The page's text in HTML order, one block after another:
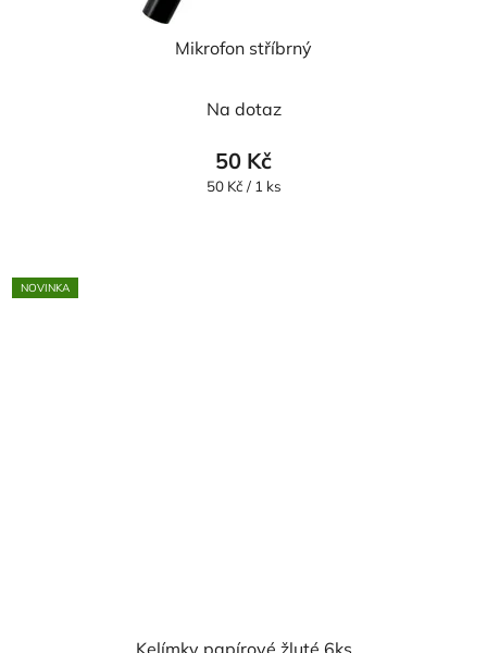
Mikrofon stříbrný
Na dotaz
50 Kč
Měrná
50 Kč / 1 ks
NOVINKA
Kelímky papírové žluté 6ks